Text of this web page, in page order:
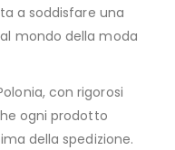
a soddisfare una
mondo della moda
con rigorosi
ogni prodotto
della spedizione.